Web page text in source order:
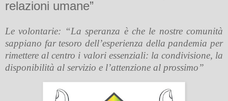
relazioni umane”
Le volontarie: “La speranza è che le nostre comunità
sappiano far tesoro dell’esperienza della pandemia per
rimettere al centro i valori essenziali: la condivisione, la
disponibilità al servizio e l’attenzione al prossimo”